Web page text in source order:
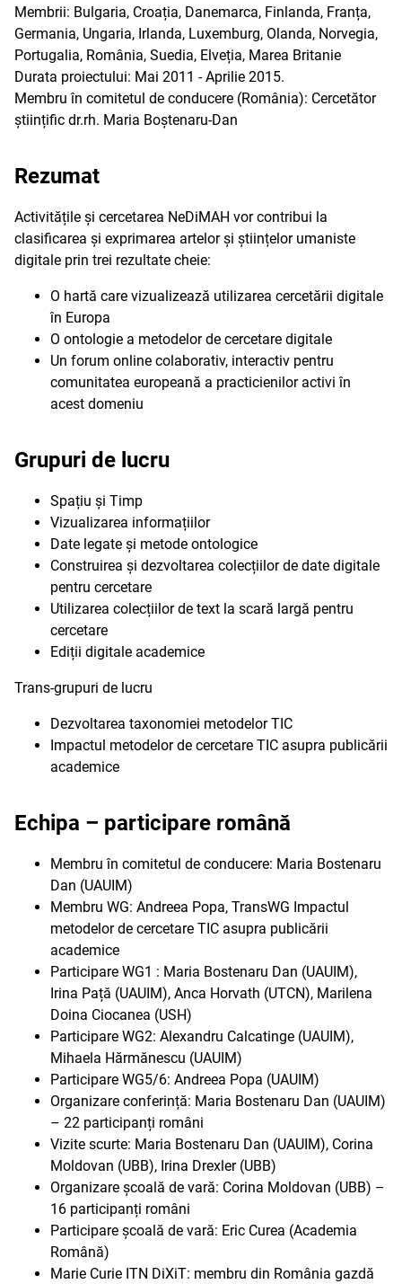
Membrii: Bulgaria, Croația, Danemarca, Finlanda, Franța,
Germania, Ungaria, Irlanda, Luxemburg, Olanda, Norvegia,
Portugalia, România, Suedia, Elveția, Marea Britanie
Durata proiectului: Mai 2011 - Aprilie 2015.
Membru în comitetul de conducere (România): Cercetător
științific dr.rh. Maria Boștenaru-Dan
Rezumat
Activitățile și cercetarea NeDiMAH vor contribui la
clasificarea și exprimarea artelor și științelor umaniste
digitale prin trei rezultate cheie:
O hartă care vizualizează utilizarea cercetării digitale
în Europa
O ontologie a metodelor de cercetare digitale
Un forum online colaborativ, interactiv pentru
comunitatea europeană a practicienilor activi în
acest domeniu
Grupuri de lucru
Spațiu și Timp
Vizualizarea informațiilor
Date legate și metode ontologice
Construirea și dezvoltarea colecțiilor de date digitale
pentru cercetare
Utilizarea colecțiilor de text la scară largă pentru
cercetare
Ediții digitale academice
Trans-grupuri de lucru
Dezvoltarea taxonomiei metodelor TIC
Impactul metodelor de cercetare TIC asupra publicării
academice
Echipa – participare română
Membru în comitetul de conducere: Maria Bostenaru
Dan (UAUIM)
Membru WG: Andreea Popa, TransWG Impactul
metodelor de cercetare TIC asupra publicării
academice
Participare WG1 : Maria Bostenaru Dan (UAUIM),
Irina Pață (UAUIM), Anca Horvath (UTCN), Marilena
Doina Ciocanea (USH)
Participare WG2: Alexandru Calcatinge (UAUIM),
Mihaela Hărmănescu (UAUIM)
Participare WG5/6: Andreea Popa (UAUIM)
Organizare conferință: Maria Bostenaru Dan (UAUIM)
– 22 participanți români
Vizite scurte: Maria Bostenaru Dan (UAUIM), Corina
Moldovan (UBB), Irina Drexler (UBB)
Organizare școală de vară: Corina Moldovan (UBB) –
16 participanți români
Participare școală de vară: Eric Curea (Academia
Română)
Marie Curie ITN DiXiT: membru din România gazdă